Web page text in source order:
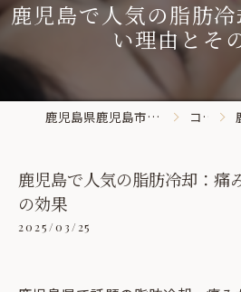
鹿児島で人気の脂肪
い理由とそ
鹿児島県鹿児島市のエステならGolden Age コラム
鹿児島で人気の脂肪冷却：痛
の効果
2025/03/25